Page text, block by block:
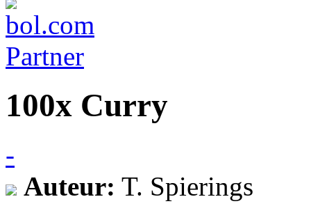
100x Curry
-
Auteur: T. Spierings